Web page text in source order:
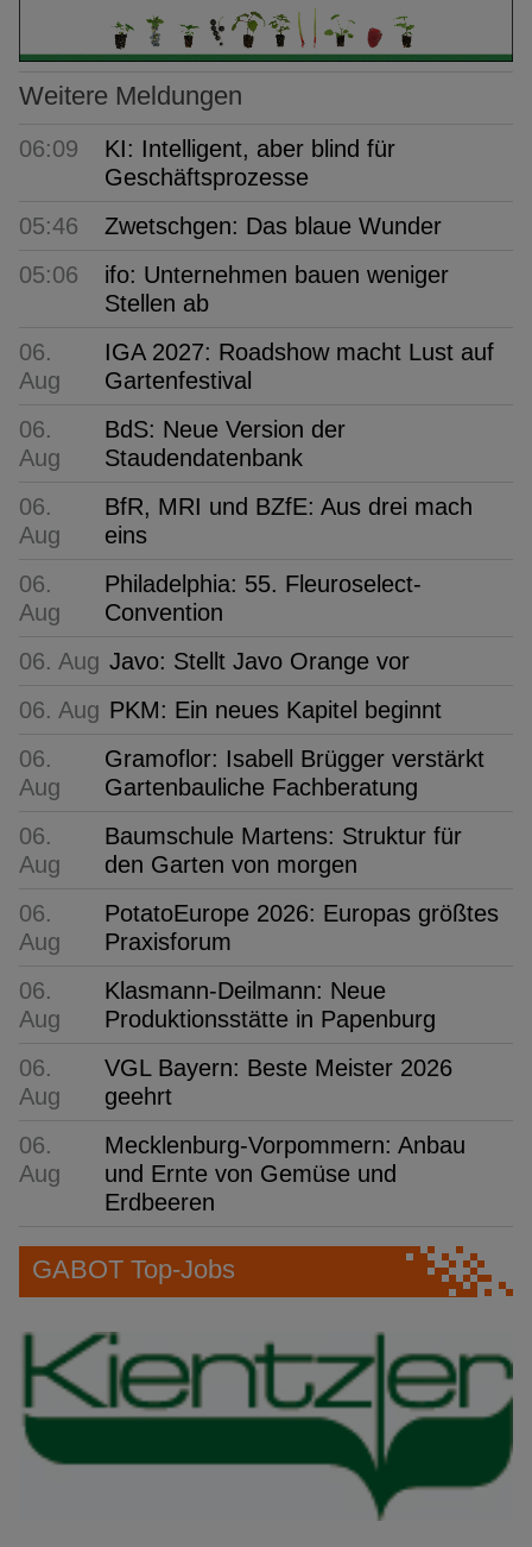
Weitere Meldungen
06:09
KI: Intelligent, aber blind für
Geschäftsprozesse
05:46
Zwetschgen: Das blaue Wunder
05:06
ifo: Unternehmen bauen weniger
Stellen ab
06.
Aug
IGA 2027: Roadshow macht Lust auf
Gartenfestival
06.
Aug
BdS: Neue Version der
Staudendatenbank
06.
Aug
BfR, MRI und BZfE: Aus drei mach
eins
06.
Aug
Philadelphia: 55. Fleuroselect-
Convention
06. Aug Javo: Stellt Javo Orange vor
06. Aug PKM: Ein neues Kapitel beginnt
06.
Aug
Gramoflor: Isabell Brügger verstärkt
Gartenbauliche Fachberatung
06.
Aug
Baumschule Martens: Struktur für
den Garten von morgen
06.
Aug
PotatoEurope 2026: Europas größtes
Praxisforum
06.
Aug
Klasmann-Deilmann: Neue
Produktionsstätte in Papenburg
06.
Aug
VGL Bayern: Beste Meister 2026
geehrt
06.
Aug
Mecklenburg-Vorpommern: Anbau
und Ernte von Gemüse und
Erdbeeren
GABOT Top-Jobs